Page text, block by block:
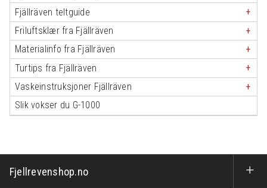
Fjällräven teltguide
Friluftsklær fra Fjällräven
Materialinfo fra Fjällräven
Turtips fra Fjällräven
Vaskeinstruksjoner Fjällräven
Slik vokser du G-1000
Fjellrevenshop.no